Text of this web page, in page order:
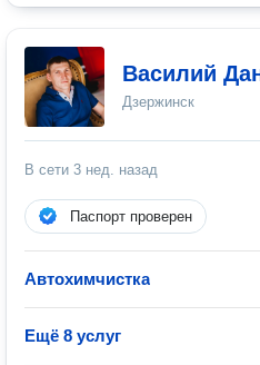
Василий
Дзержинск
В сети 3 нед. назад
Паспорт проверен
Автохимчистка
Ещё 8 услуг